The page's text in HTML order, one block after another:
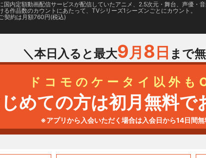
国内定額動画配信サービスが配信していたアニメ、2.5次元・舞台、声優・
る作品数のカウントにあたって、TVシリーズ1シーズンごとにカウント。
契約は月額760円(税込)
＼本日入ると最大9月 8 日 まで
ドコモのケータイ以外も
めての方は初月無料で
※アプリから入会いただく場合は入会日から14日間無